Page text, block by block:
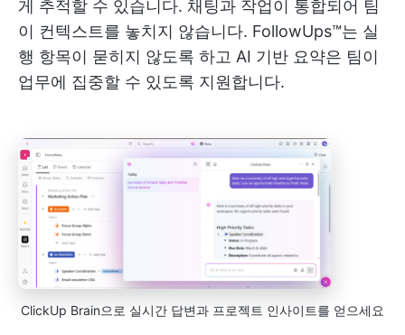
게 추적할 수 있습니다. 채팅과 작업이 통합되어 팀
이 컨텍스트를 놓치지 않습니다. FollowUps™는 실
행 항목이 묻히지 않도록 하고 AI 기반 요약은 팀이
업무에 집중할 수 있도록 지원합니다.
ClickUp Brain으로 실시간 답변과 프로젝트 인사이트를 얻으세요